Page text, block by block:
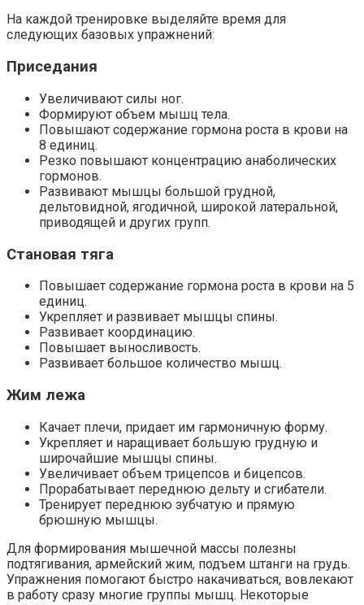
На каждой тренировке выделяйте время для
следующих базовых упражнений:
Приседания
Увеличивают силы ног.
Формируют объем мышц тела.
Повышают содержание гормона роста в крови на
8 единиц.
Резко повышают концентрацию анаболических
гормонов.
Развивают мышцы большой грудной,
дельтовидной, ягодичной, широкой латеральной,
приводящей и других групп.
Становая тяга
Повышает содержание гормона роста в крови на 5
единиц.
Укрепляет и развивает мышцы спины.
Развивает координацию.
Повышает выносливость.
Развивает большое количество мышц.
Жим лежа
Качает плечи, придает им гармоничную форму.
Укрепляет и наращивает большую грудную и
широчайшие мышцы спины.
Увеличивает объем трицепсов и бицепсов.
Прорабатывает переднюю дельту и сгибатели.
Тренирует переднюю зубчатую и прямую
брюшную мышцы.
Для формирования мышечной массы полезны
подтягивания, армейский жим, подъем штанги на грудь.
Упражнения помогают быстро накачиваться, вовлекают
в работу сразу многие группы мышц. Некоторые